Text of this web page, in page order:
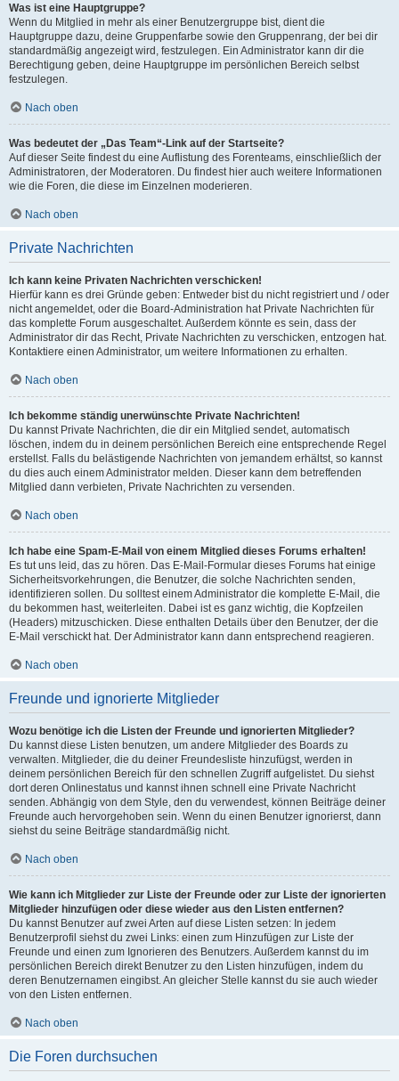
Was ist eine Hauptgruppe?
Wenn du Mitglied in mehr als einer Benutzergruppe bist, dient die
Hauptgruppe dazu, deine Gruppenfarbe sowie den Gruppenrang, der bei dir
standardmäßig angezeigt wird, festzulegen. Ein Administrator kann dir die
Berechtigung geben, deine Hauptgruppe im persönlichen Bereich selbst
festzulegen.
Nach oben
Was bedeutet der „Das Team“-Link auf der Startseite?
Auf dieser Seite findest du eine Auflistung des Forenteams, einschließlich der
Administratoren, der Moderatoren. Du findest hier auch weitere Informationen
wie die Foren, die diese im Einzelnen moderieren.
Nach oben
Private Nachrichten
Ich kann keine Privaten Nachrichten verschicken!
Hierfür kann es drei Gründe geben: Entweder bist du nicht registriert und / oder
nicht angemeldet, oder die Board-Administration hat Private Nachrichten für
das komplette Forum ausgeschaltet. Außerdem könnte es sein, dass der
Administrator dir das Recht, Private Nachrichten zu verschicken, entzogen hat.
Kontaktiere einen Administrator, um weitere Informationen zu erhalten.
Nach oben
Ich bekomme ständig unerwünschte Private Nachrichten!
Du kannst Private Nachrichten, die dir ein Mitglied sendet, automatisch
löschen, indem du in deinem persönlichen Bereich eine entsprechende Regel
erstellst. Falls du belästigende Nachrichten von jemandem erhältst, so kannst
du dies auch einem Administrator melden. Dieser kann dem betreffenden
Mitglied dann verbieten, Private Nachrichten zu versenden.
Nach oben
Ich habe eine Spam-E-Mail von einem Mitglied dieses Forums erhalten!
Es tut uns leid, das zu hören. Das E-Mail-Formular dieses Forums hat einige
Sicherheitsvorkehrungen, die Benutzer, die solche Nachrichten senden,
identifizieren sollen. Du solltest einem Administrator die komplette E-Mail, die
du bekommen hast, weiterleiten. Dabei ist es ganz wichtig, die Kopfzeilen
(Headers) mitzuschicken. Diese enthalten Details über den Benutzer, der die
E-Mail verschickt hat. Der Administrator kann dann entsprechend reagieren.
Nach oben
Freunde und ignorierte Mitglieder
Wozu benötige ich die Listen der Freunde und ignorierten Mitglieder?
Du kannst diese Listen benutzen, um andere Mitglieder des Boards zu
verwalten. Mitglieder, die du deiner Freundesliste hinzufügst, werden in
deinem persönlichen Bereich für den schnellen Zugriff aufgelistet. Du siehst
dort deren Onlinestatus und kannst ihnen schnell eine Private Nachricht
senden. Abhängig von dem Style, den du verwendest, können Beiträge deiner
Freunde auch hervorgehoben sein. Wenn du einen Benutzer ignorierst, dann
siehst du seine Beiträge standardmäßig nicht.
Nach oben
Wie kann ich Mitglieder zur Liste der Freunde oder zur Liste der ignorierten
Mitglieder hinzufügen oder diese wieder aus den Listen entfernen?
Du kannst Benutzer auf zwei Arten auf diese Listen setzen: In jedem
Benutzerprofil siehst du zwei Links: einen zum Hinzufügen zur Liste der
Freunde und einen zum Ignorieren des Benutzers. Außerdem kannst du im
persönlichen Bereich direkt Benutzer zu den Listen hinzufügen, indem du
deren Benutzernamen eingibst. An gleicher Stelle kannst du sie auch wieder
von den Listen entfernen.
Nach oben
Die Foren durchsuchen